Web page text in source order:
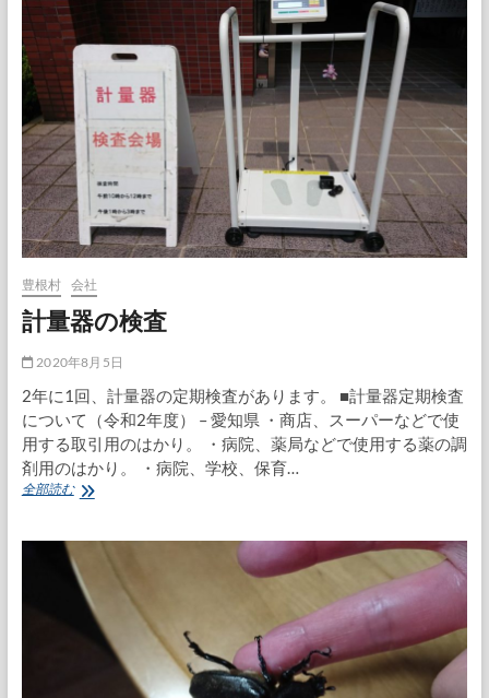
団
第
1
部
の
全
体
会
議
豊根村 会社
計量器の検査
2020年8月5日
2年に1回、計量器の定期検査があります。 ■計量器定期検査
について（令和2年度） – 愛知県 ・商店、スーパーなどで使
用する取引用のはかり。 ・病院、薬局などで使用する薬の調
剤用のはかり。 ・病院、学校、保育…
全部読む計
検
査